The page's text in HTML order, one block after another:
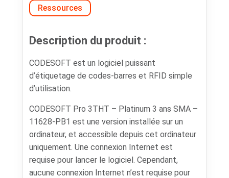
Ressources
Description du produit :
CODESOFT est un logiciel puissant
d’étiquetage de codes-barres et RFID simple
d’utilisation.
CODESOFT Pro 3THT – Platinum 3 ans SMA –
11628-PB1 est une version installée sur un
ordinateur, et accessible depuis cet ordinateur
uniquement. Une connexion Internet est
requise pour lancer le logiciel. Cependant,
aucune connexion Internet n’est requise pour